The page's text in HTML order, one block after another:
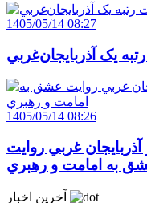
1405/05/14 08:27
يک آذربايجان‌غربي
1405/05/14 08:26
آذربايجان غربي روايت
به امامت و رهبري